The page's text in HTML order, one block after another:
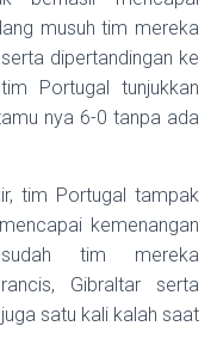
musuh tim mereka
dipertandingan ke
Portugal tunjukkan
nya 6-0 tanpa ada
tim Portugal tampak
kemenangan
tim mereka
Gibraltar serta
satu kali kalah saat